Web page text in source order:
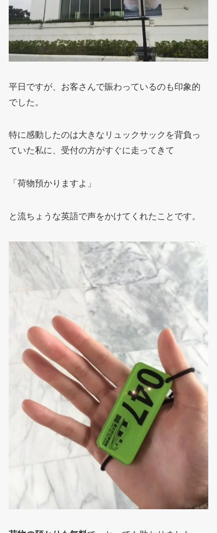
平日ですが、お客さんで賑わっているのも印象的
でした。
特に感動したのは大きなリュックサックを背負っ
ていた私に、受付の方がすぐに走ってきて
「荷物預かりますよ」
と流ちょうな英語で声をかけてくれたことです。